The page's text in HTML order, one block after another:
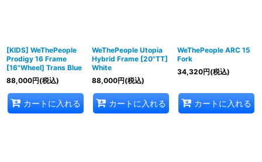
[KIDS] WeThePeople
Prodigy 16 Frame
[16"Wheel] Trans Blue
88,000円(税込)
カートに入れる
WeThePeople Utopia
Hybrid Frame [20"TT]
White
88,000円(税込)
カートに入れる
WeThePeople ARC 15
Fork
34,320円(税込)
カートに入れる